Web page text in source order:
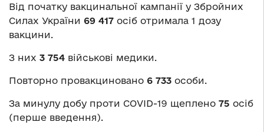
Від початку вакцинальної кампанії у Збройних
Силах України 69 417 осіб отримала 1 дозу
вакцини.
З них 3 754 військові медики.
Повторно провакциновано 6 733 особи.
За минулу добу проти COVID-19 щеплено 75 осіб
(перше введення).